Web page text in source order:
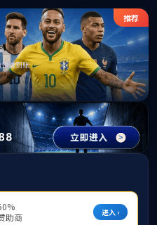
国)有限公司
师资队伍 教学教务